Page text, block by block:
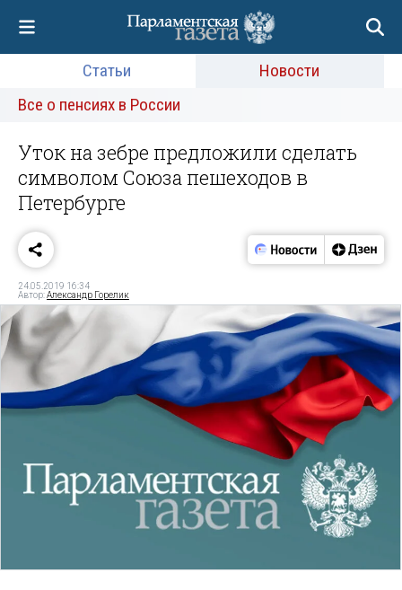
Статьи
Новости
Все о пенсиях в России
Уток на зебре предложили сделать
символом Союза пешеходов в
Петербурге
24.05.2019 16:34
Автор:Александр Горелик